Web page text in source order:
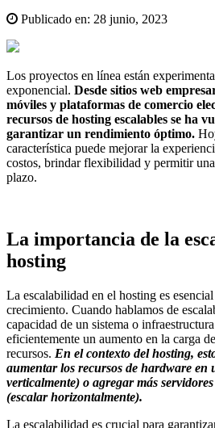
Publicado en: 28 junio, 2023
Los proyectos en línea están
exponencial. Desde sitios web
móviles y plataformas de comercio
recursos de hosting escalables se ha
garantizar un rendimiento óptimo.
característica puede mejorar la
costos, brindar flexibilidad y permitir
plazo.
La importancia de la
hosting
La escalabilidad en el hosting es
crecimiento. Cuando hablamos de
capacidad de un sistema o
eficientemente un aumento en la carga
recursos. En el contexto del hosting,
aumentar los recursos de hardware en
verticalmente) o agregar más
(escalar horizontalmente).
La escalabilidad es crucial para